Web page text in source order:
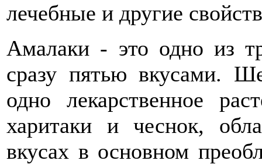
лечебные и другие
Амалаки - это одно из
сразу пятью вкусами.
одно лекарственное
харитаки и чеснок,
вкусах в основном